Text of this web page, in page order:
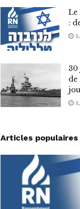
Le
:
IL
30
de
IL
Articles populaires